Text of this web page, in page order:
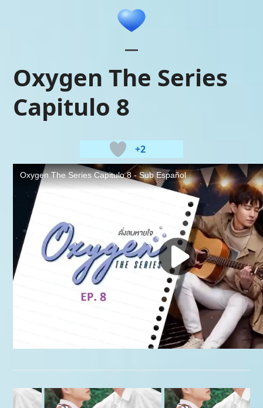
mobile
menu
mobile
menu
Oxygen The Series
Capitulo 8
+2